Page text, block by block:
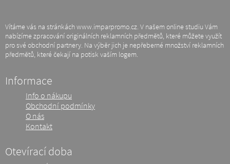
Vítáme vás na stránkách www.imparpromo.cz. V našem online studiu Vám
nabízíme zpracování originálních reklamních předmětů, které můžete využít
pro své obchodní partnery. Na výběr jich je nepřeberné množství reklamních
předmětů, které čekají na potisk vaším logem.
Informace
Info o nákupu
Obchodní podmínky
O nás
Kontakt
Otevírací doba